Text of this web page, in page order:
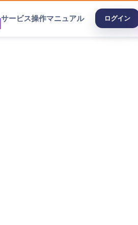
サービス操作マニュアル ログイン